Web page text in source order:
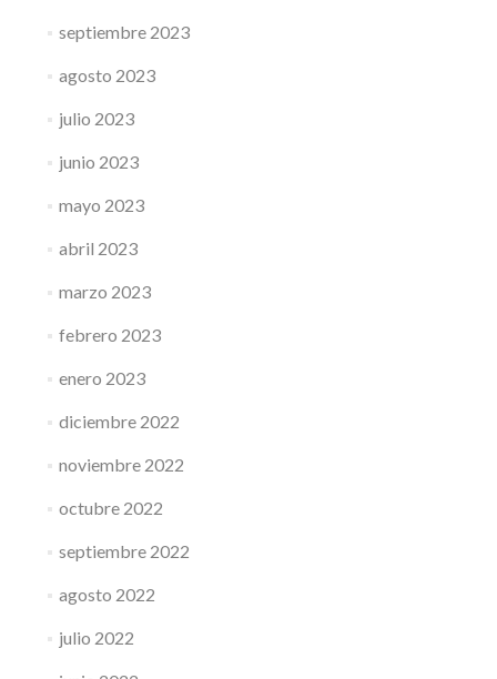
septiembre 2023
agosto 2023
julio 2023
junio 2023
mayo 2023
abril 2023
marzo 2023
febrero 2023
enero 2023
diciembre 2022
noviembre 2022
octubre 2022
septiembre 2022
agosto 2022
julio 2022